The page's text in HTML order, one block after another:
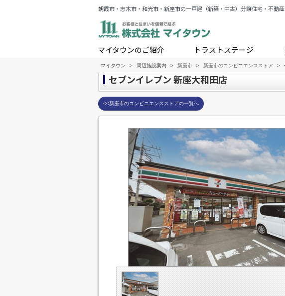
朝霞市・志木市・和光市・新座市の一戸建（新築・中古）分譲住宅・不動産
マイタウンのご紹介 トラストステージ
マイタウン > 周辺施設案内 > 新座市 > 新座市のコンビニエンスストア >
セブンイレブン 新座大和田店
<<新座市のコンビニエンスストアの一覧へ